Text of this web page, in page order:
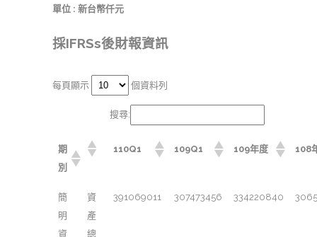
單位 : 新台幣仟元
採IFRSs後財報資訊
每頁顯示 個資料列
搜尋:
期
別
110Q1 109Q1 109年度 108
簡
明
資
資
產
總
391069011 307473456 334220840